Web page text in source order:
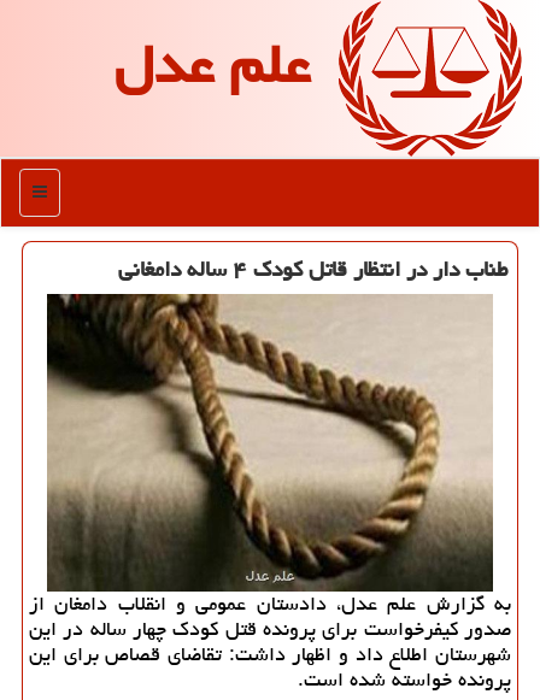
علم عدل
منو
طناب دار در انتظار قاتل کودک ۴ ساله دامغانی
به گزارش علم عدل، دادستان عمومی و انقلاب دامغان از
صدور کیفرخواست برای پرونده قتل کودک چهار ساله در این
شهرستان اطلاع داد و اظهار داشت: تقاضای قصاص برای این
پرونده خواسته شده است.